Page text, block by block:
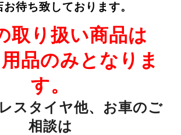
お待ち致しております。
取り扱い商品は
品のみとなりま
す。
スタイヤ他、お車のご
相談は